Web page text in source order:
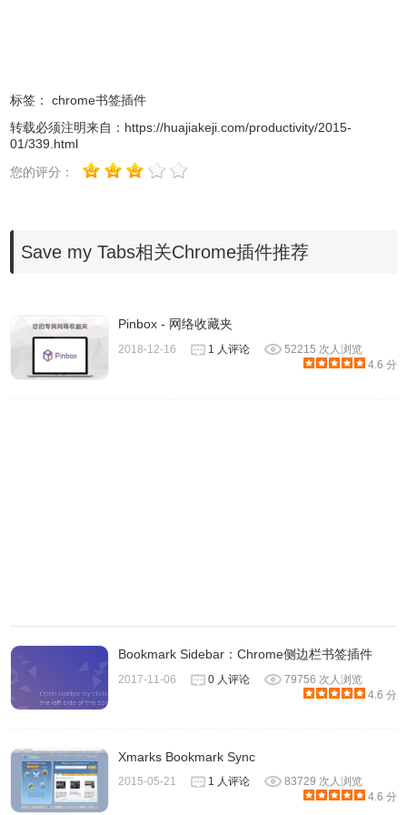
签组，在该书签组中用户可以起一个好记的名字来管理该书
签组，如图所示：
Save my Tabs的注意事项
标签：
chrome书签插件
转载必须注明来自： https://huajiakeji.com/productivity/2015-
01/339.html
您的评分：
Save my Tabs相关Chrome插件推荐
Pinbox - 网络收藏夹
2018-12-16 1 人评论
52215 次人浏览
4.6 分
Bookmark Sidebar：Chrome侧边栏书签插件
2017-11-06 0 人评论
79756 次人浏览
4.6 分
Xmarks Bookmark Sync
2015-05-21 1 人评论
83729 次人浏览
4.6 分